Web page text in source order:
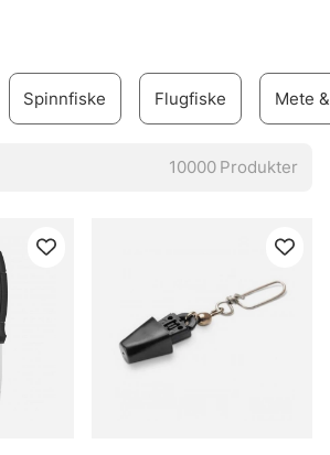
att växa, steg för steg, mot mer
överallt. Därför blir rätt spår viktigt
kustnära jakt på kraftfulla arter till ett
sig just då. Det brukar spara både tid
här nedan. Och har
i sortimentet, säg gärna till. Nya spår
fånga in, men det brukar lösa sig.
Spinnfiske Flugfiske Mete
10000 Produkter